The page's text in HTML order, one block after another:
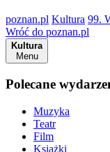
poznan.pl Kultura 99.
Wróć do poznan.pl
Kultura
Menu
Polecane
Muzyka
Teatr
Film
Książki